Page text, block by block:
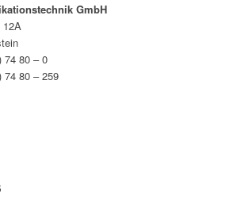
GmbH
74 80 – 0
74 80 – 259